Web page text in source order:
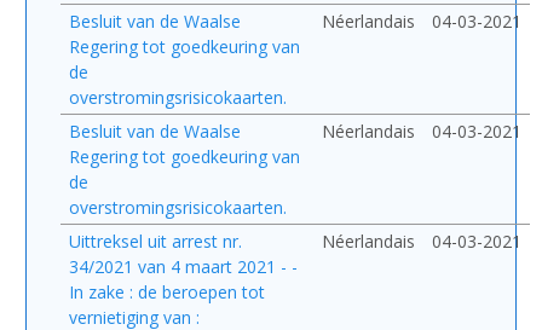
Besluit van de Waalse
Regering tot goedkeuring van
de
overstromingsrisicokaarten.
Néerlandais 04-03-2021
Besluit van de Waalse
Regering tot goedkeuring van
de
overstromingsrisicokaarten.
Néerlandais 04-03-2021
Uittreksel uit arrest nr.
34/2021 van 4 maart 2021 - -
In zake : de beroepen tot
vernietiging van :
Néerlandais 04-03-2021